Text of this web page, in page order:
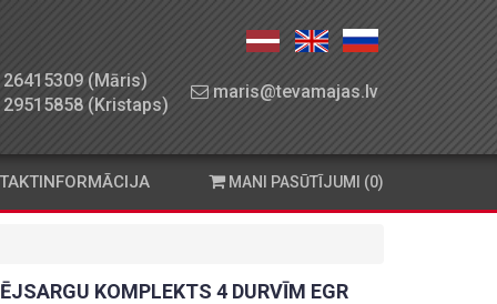
26415309 (Māris)
29515858 (Kristaps)
maris@tevamajas.lv
MANI PASŪTĪJUMI (0)
KOMPLEKTS 4 DURVĪM EGR